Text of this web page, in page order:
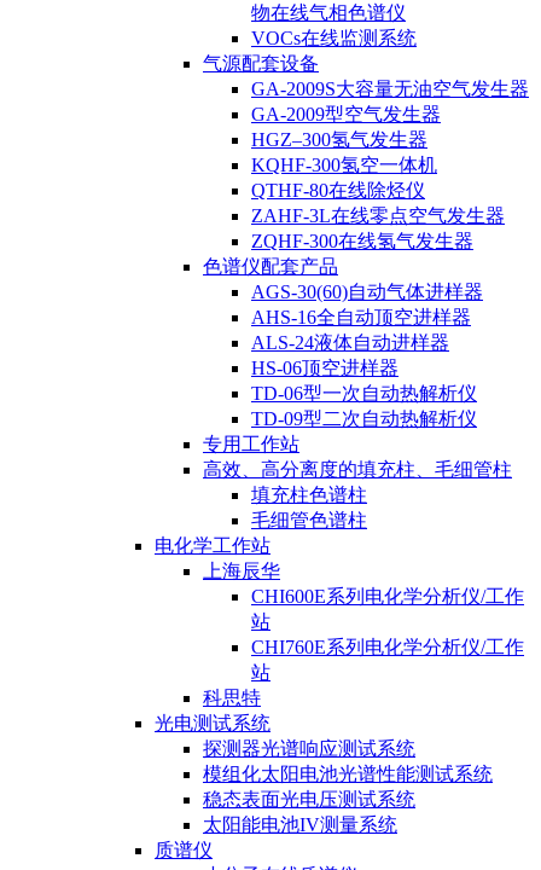
物在线气相色谱仪
VOCs在线监测系统
气源配套设备
GA-2009S大容量无油空气发生器
GA-2009型空气发生器
HGZ–300氢气发生器
KQHF-300氢空一体机
QTHF-80在线除烃仪
ZAHF-3L在线零点空气发生器
ZQHF-300在线氢气发生器
色谱仪配套产品
AGS-30(60)自动气体进样器
AHS-16全自动顶空进样器
ALS-24液体自动进样器
HS-06顶空进样器
TD-06型一次自动热解析仪
TD-09型二次自动热解析仪
专用工作站
高效、高分离度的填充柱、毛细管柱
填充柱色谱柱
毛细管色谱柱
电化学工作站
上海辰华
CHI600E系列电化学分析仪/工作
站
CHI760E系列电化学分析仪/工作
站
科思特
光电测试系统
探测器光谱响应测试系统
模组化太阳电池光谱性能测试系统
稳态表面光电压测试系统
太阳能电池IV测量系统
质谱仪